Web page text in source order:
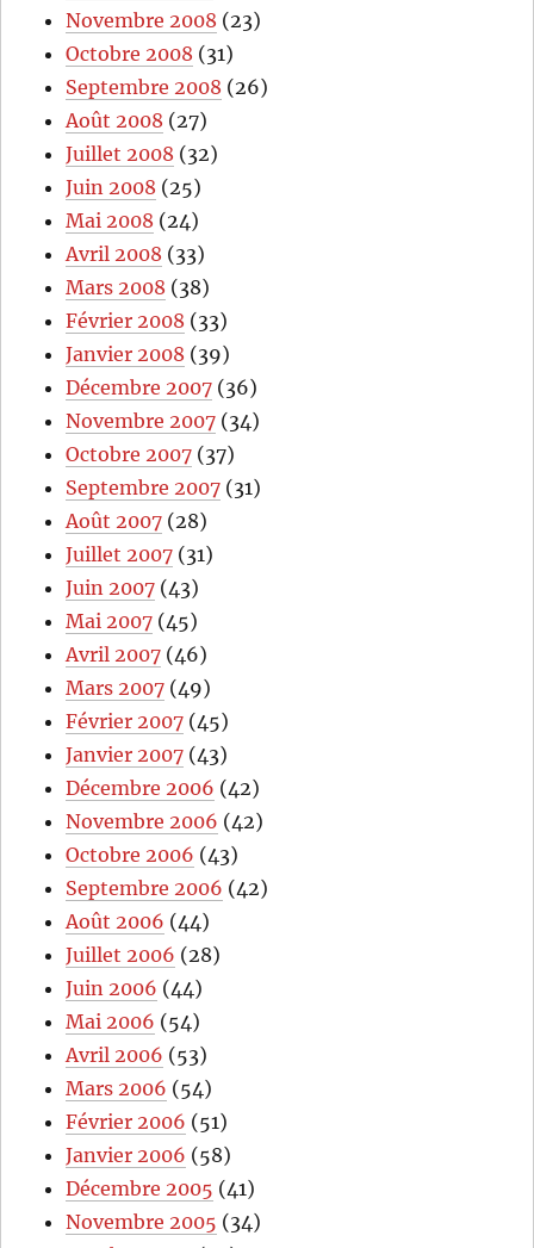
Novembre 2008 (23)
Octobre 2008 (31)
Septembre 2008 (26)
Août 2008 (27)
Juillet 2008 (32)
Juin 2008 (25)
Mai 2008 (24)
Avril 2008 (33)
Mars 2008 (38)
Février 2008 (33)
Janvier 2008 (39)
Décembre 2007 (36)
Novembre 2007 (34)
Octobre 2007 (37)
Septembre 2007 (31)
Août 2007 (28)
Juillet 2007 (31)
Juin 2007 (43)
Mai 2007 (45)
Avril 2007 (46)
Mars 2007 (49)
Février 2007 (45)
Janvier 2007 (43)
Décembre 2006 (42)
Novembre 2006 (42)
Octobre 2006 (43)
Septembre 2006 (42)
Août 2006 (44)
Juillet 2006 (28)
Juin 2006 (44)
Mai 2006 (54)
Avril 2006 (53)
Mars 2006 (54)
Février 2006 (51)
Janvier 2006 (58)
Décembre 2005 (41)
Novembre 2005 (34)